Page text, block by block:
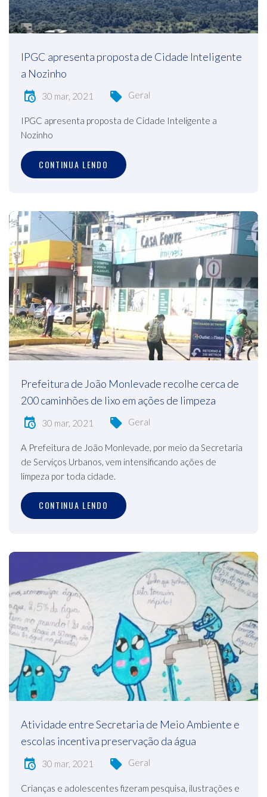
IPGC apresenta proposta de Cidade Inteligente
a Nozinho
30 mar, 2021 Geral
IPGC apresenta proposta de Cidade Inteligente a
Nozinho
CONTINUA LENDO
Prefeitura de João Monlevade recolhe cerca de
200 caminhões de lixo em ações de limpeza
30 mar, 2021 Geral
A Prefeitura de João Monlevade, por meio da Secretaria
de Serviços Urbanos, vem intensificando ações de
limpeza por toda cidade.
CONTINUA LENDO
Atividade entre Secretaria de Meio Ambiente e
escolas incentiva preservação da água
30 mar, 2021 Geral
Crianças e adolescentes fizeram pesquisa, ilustrações e